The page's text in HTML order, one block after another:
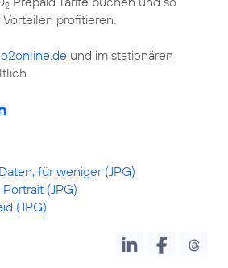
2
profitieren.
o2online.de und im stationären
für weniger (JPG)
(JPG)
(JPG)